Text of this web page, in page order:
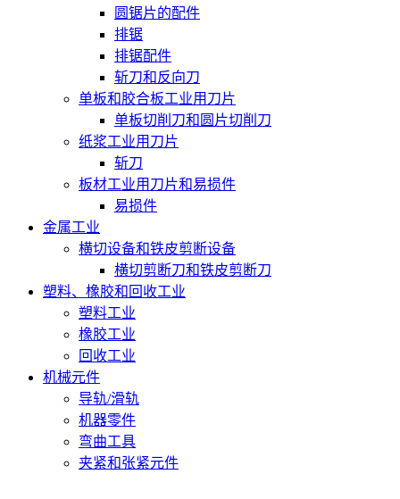
圆锯片的配件
排锯
排锯配件
斩刀和反向刀
单板和胶合板工业用刀片
单板切削刀和圆片切削刀
纸浆工业用刀片
斩刀
板材工业用刀片和易损件
易损件
金属工业
横切设备和铁皮剪断设备
横切剪断刀和铁皮剪断刀
塑料、橡胶和回收工业
塑料工业
橡胶工业
回收工业
机械元件
导轨/滑轨
机器零件
弯曲工具
夹紧和张紧元件